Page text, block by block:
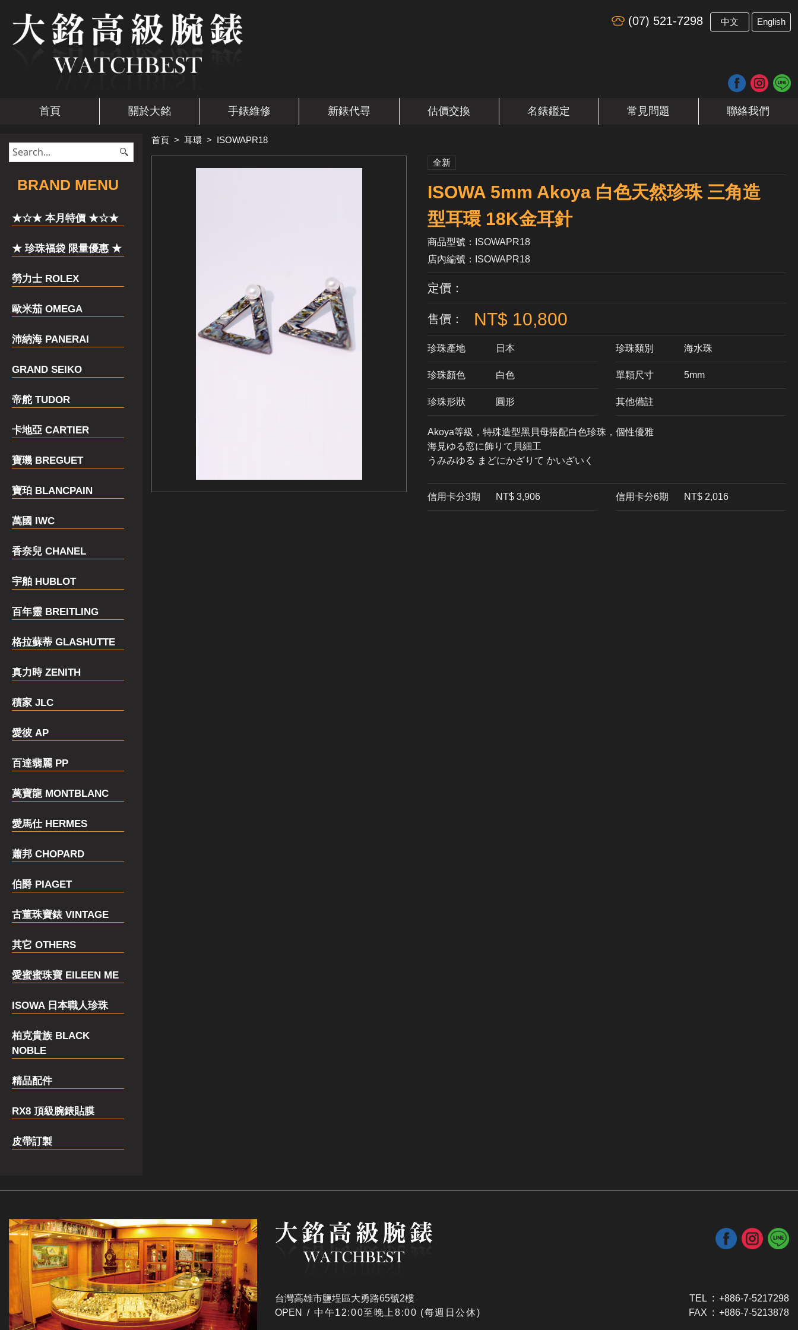
(07) 521-7298 中文 English
首頁 關於大銘 手錶維修 新錶代尋 估價交換 名錶鑑定 常見問題 聯絡我們
​BRAND MENU
★☆★ 本月特價 ★☆★
★ 珍珠福袋 限量優惠 ★
勞力士 ROLEX
歐米茄 OMEGA
沛納海 PANERAI
GRAND SEIKO
帝舵 TUDOR
卡地亞 CARTIER
寶璣 BREGUET
寶珀 BLANCPAIN
萬國 IWC
香奈兒 CHANEL
宇舶 HUBLOT
百年靈 BREITLING
格拉蘇蒂 GLASHUTTE
真力時 ZENITH
積家 JLC
愛彼 AP
百達翡麗 PP
萬寶龍 MONTBLANC
愛馬仕 HERMES
蕭邦 CHOPARD
伯爵 PIAGET
古董珠寶錶 VINTAGE
其它 OTHERS
愛蜜蜜珠寶 EILEEN ME
ISOWA 日本職人珍珠
柏克貴族 BLACK
NOBLE
精品配件
RX8 頂級腕錶貼膜
皮帶訂製
首頁 > 耳環 > ISOWAPR18
全新
ISOWA 5mm Akoya 白色天然珍珠 三角造
型耳環 18K金耳針
商品型號：ISOWAPR18
店內編號：ISOWAPR18
定價：
售價： NT$ 10,800
珍珠產地 日本 珍珠類別 海水珠
珍珠顏色 ​白色 單顆尺寸 5mm
珍珠形狀 圓形 其他備註
Akoya等級，特殊造型黑貝母搭配白色珍珠，個性優雅
海見ゆる窓に飾りて貝細工
うみみゆる まどにかざりて かいざいく
信用卡分3期 ​NT$ 3,906 信用卡分6期 NT$ 2,016
台灣高雄市鹽埕區大勇路65號2樓
OPEN / ​中午12:00至晚上8:00 (每週日公休)
TEL : +886-7-5217298
FAX : +886-7-5213878